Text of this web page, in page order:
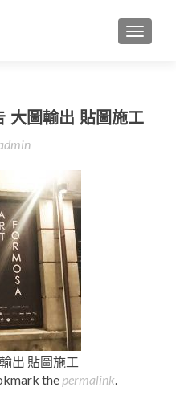
大圖輸出 貼圖施工
出 貼圖施工
the permalink.